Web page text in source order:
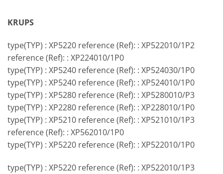
KRUPS
type(TYP) : XP5220 reference (Ref): : XP522010/1P2
reference (Ref): : XP224010/1P0
type(TYP) : XP5240 reference (Ref): : XP524030/1P0
type(TYP) : XP5240 reference (Ref): : XP524010/1P0
type(TYP) : XP5280 reference (Ref): : XP5280010/P3
type(TYP) : XP2280 reference (Ref): : XP228010/1P0
type(TYP) : XP5210 reference (Ref): : XP521010/1P3
reference (Ref): : XP562010/1P0
type(TYP) : XP5220 reference (Ref): : XP522010/1P0
type(TYP) : XP5220 reference (Ref): : XP522010/1P3